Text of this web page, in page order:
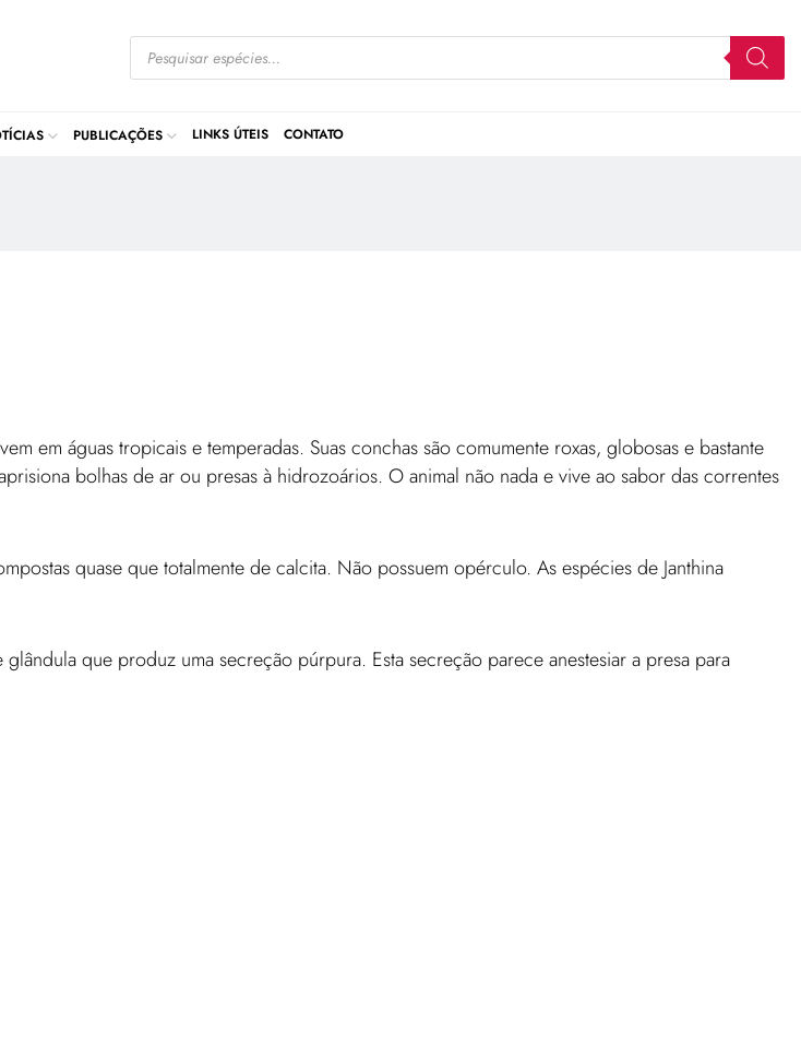
PUBLICAÇÕES LINKS ÚTEIS CONTATO
em águas tropicais e temperadas. Suas conchas são comumente roxas, globosas e bastante
bolhas de ar ou presas à hidrozoários. O animal não nada e vive ao sabor das correntes
quase que totalmente de calcita. Não possuem opérculo. As espécies de Janthina
que produz uma secreção púrpura. Esta secreção parece anestesiar a presa para